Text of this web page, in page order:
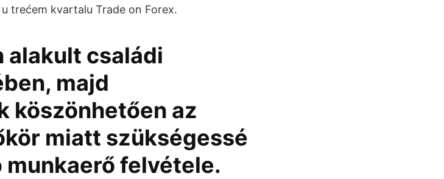
trećem kvartalu Trade on Forex.
alakult családi
majd
köszönhetően az
miatt szükségessé
felvétele.